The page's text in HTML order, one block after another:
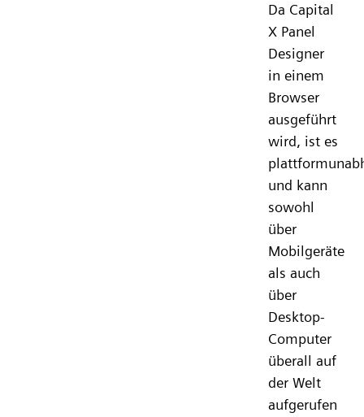
Da Capital
X Panel
Designer
in einem
Browser
ausgeführt
wird, ist es
und kann
sowohl
über
Mobilgeräte
als auch
über
Desktop-
Computer
überall auf
der Welt
aufgerufen